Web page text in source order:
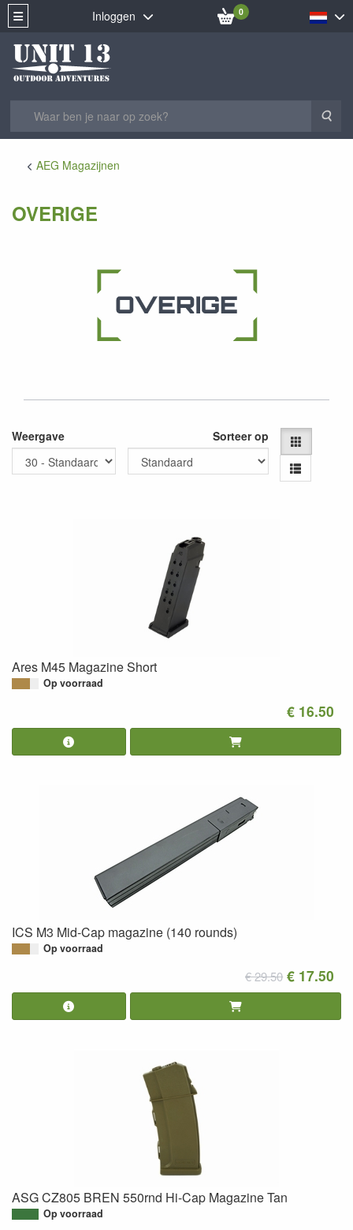
Inloggen 0
AEG Magazijnen
OVERIGE
Weergave Sorteer op
Ares M45 Magazine Short
Op voorraad
€ 16.50
ICS M3 Mid-Cap magazine (140 rounds)
Op voorraad
€ 29.50 € 17.50
ASG CZ805 BREN 550rnd Hi-Cap Magazine Tan
Op voorraad